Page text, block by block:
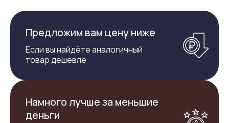
Предложим вам цену ниже
Если вы найдёте аналогичный
товар дешевле
Намного лучше за меньшие
деньги